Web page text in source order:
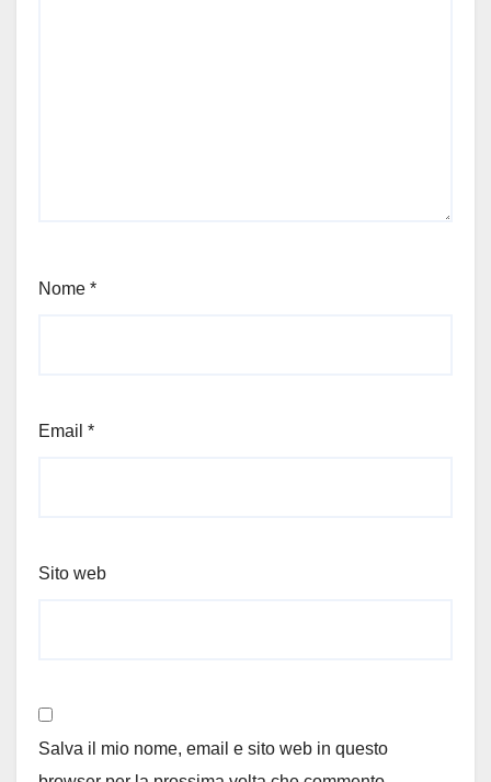
Nome *
Email *
Sito web
Salva il mio nome, email e sito web in questo